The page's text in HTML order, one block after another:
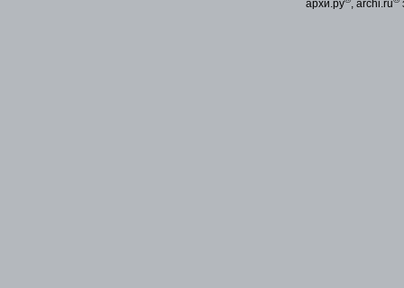
архи.ру , archi.ru